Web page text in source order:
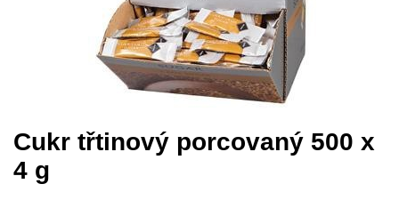
Cukr třtinový porcovaný 500 x
4 g